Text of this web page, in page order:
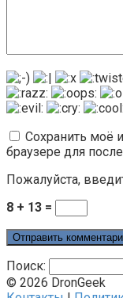
Сохранить моё
браузере для
Пожалуйста,
8 + 13 =
Поиск:
© 2026 DronGeek